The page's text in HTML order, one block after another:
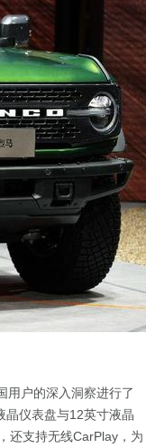
用户的深入洞察进行了
晶仪表盘与12英寸液晶
还支持无线CarPlay，为